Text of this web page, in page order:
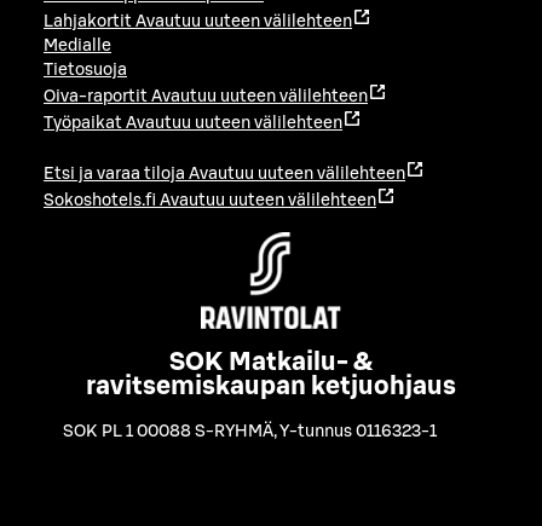
Lahjakortit Avautuu uuteen välilehteen
Medialle
Tietosuoja
Oiva-raportit Avautuu uuteen välilehteen
Työpaikat Avautuu uuteen välilehteen
Etsi ja varaa tiloja Avautuu uuteen välilehteen
Sokoshotels.fi Avautuu uuteen välilehteen
SOK Matkailu- &
ravitsemiskaupan ketjuohjaus
SOK PL 1 00088 S-RYHMÄ,Y-tunnus 0116323-1